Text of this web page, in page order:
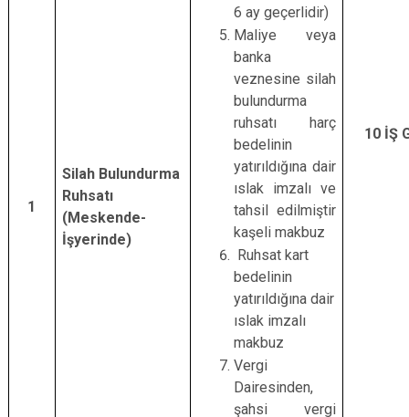
1
Silah Bulundurma
Ruhsatı
(Meskende-
İşyerinde)
6 ay geçerlidir)
Maliye veya
banka
veznesine silah
bulundurma
ruhsatı harç
bedelinin
yatırıldığına dair
ıslak imzalı ve
tahsil edilmiştir
kaşeli makbuz
Ruhsat kart
bedelinin
yatırıldığına dair
ıslak imzalı
makbuz
Vergi
Dairesinden,
şahsi vergi
10 İŞ